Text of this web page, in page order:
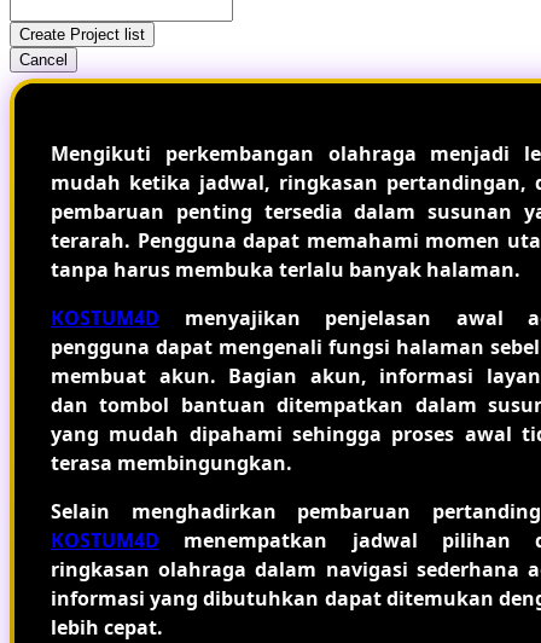
Create Project list
Cancel
Mengikuti perkembangan olahraga menjadi
mudah ketika jadwal, ringkasan pertandingan,
pembaruan penting tersedia dalam susunan
terarah. Pengguna dapat memahami momen
tanpa harus membuka terlalu banyak halaman.
KOSTUM4D menyajikan penjelasan awal
pengguna dapat mengenali fungsi halaman
membuat akun. Bagian akun, informasi
dan tombol bantuan ditempatkan dalam
yang mudah dipahami sehingga proses awal
terasa membingungkan.
Selain menghadirkan pembaruan
KOSTUM4D menempatkan jadwal pilihan
ringkasan olahraga dalam navigasi sederhana
informasi yang dibutuhkan dapat ditemukan
lebih cepat.